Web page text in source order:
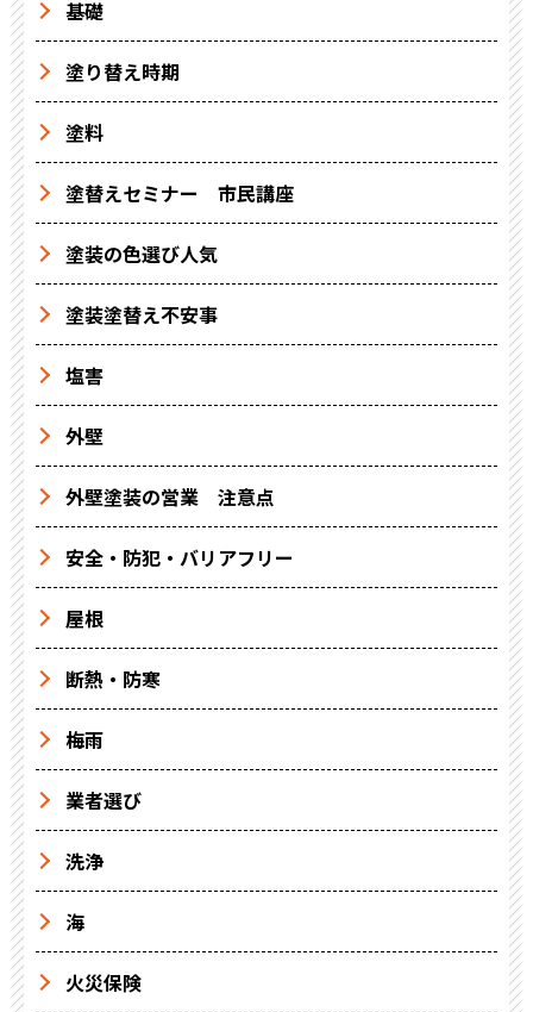
基礎
塗り替え時期
塗料
塗替えセミナー 市民講座
塗装の色選び人気
塗装塗替え不安事
塩害
外壁
外壁塗装の営業 注意点
安全・防犯・バリアフリー
屋根
断熱・防寒
梅雨
業者選び
洗浄
海
火災保険